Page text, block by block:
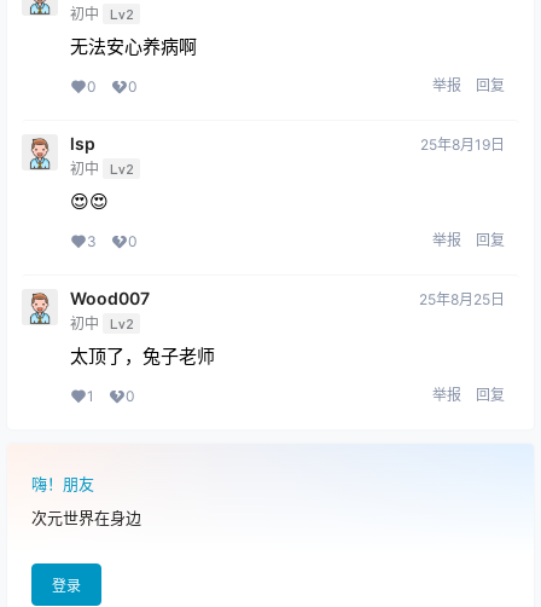
初中 Lv2
无法安心养病啊
0 0 举报 回复
lsp
初中 Lv2
25年8月19日
😍😍
3 0 举报 回复
Wood007
初中 Lv2
25年8月25日
太顶了，兔子老师
1 0 举报 回复
嗨！朋友
次元世界在身边
登录